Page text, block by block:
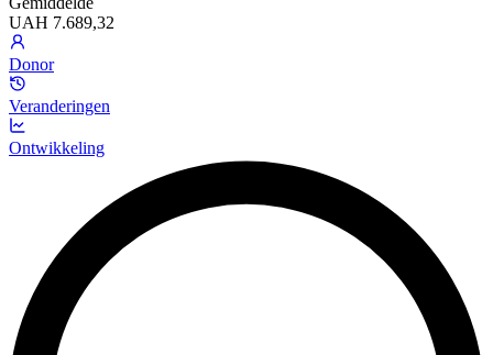
UAH 7.689,32
Donor
Veranderingen
Ontwikkeling